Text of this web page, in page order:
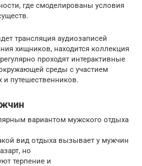
где смоделированы условия
трансляция аудиозаписей
хищников, находится коллекция
проходят интерактивные
среды с участием
путешественников.
вариантом мужского отдыха
вид отдыха вызывает у мужчин
но
терпение и